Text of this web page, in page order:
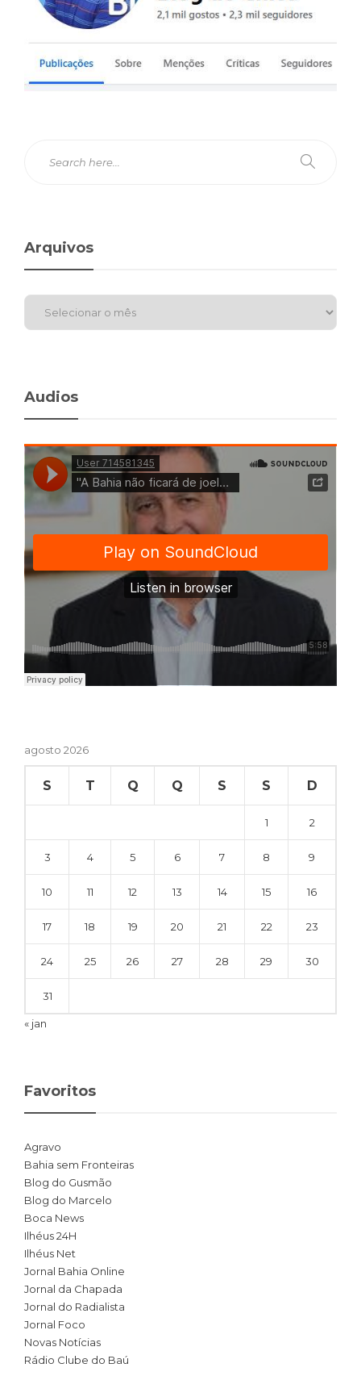
Arquivos
Audios
agosto 2026
S T Q Q S S D
1 2
3 4 5 6 7 8 9
10 11 12 13 14 15 16
17 18 19 20 21 22 23
24 25 26 27 28 29 30
31
« jan
Favoritos
Agravo
Bahia sem Fronteiras
Blog do Gusmão
Blog do Marcelo
Boca News
Ilhéus 24H
Ilhéus Net
Jornal Bahia Online
Jornal da Chapada
Jornal do Radialista
Jornal Foco
Novas Notícias
Rádio Clube do Baú